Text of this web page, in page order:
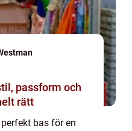
rätt
bas för en